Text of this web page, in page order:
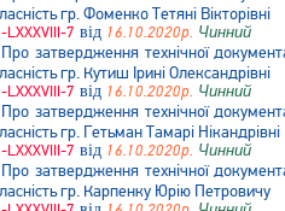
гр. Фоменко Тетяні Вікторівні
7 від 16.10.2020р. Чинний
Про затвердження технічної
гр. Кутиш Ірині Олександрівні
7 від 16.10.2020р. Чинний
Про затвердження технічної
гр. Гетьман Тамарі Нікандрівні
7 від 16.10.2020р. Чинний
Про затвердження технічної
гр. Карпенку Юрію Петровичу